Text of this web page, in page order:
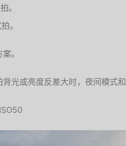
。
。
。
光或亮度反差大时，夜间模式